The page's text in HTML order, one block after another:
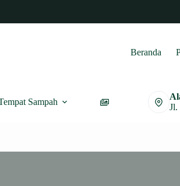
Beranda
Sampah
Jl.